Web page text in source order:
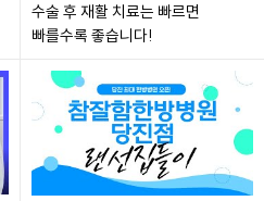
수술 후 재활 치료는 빠르면
빠를수록 좋습니다!